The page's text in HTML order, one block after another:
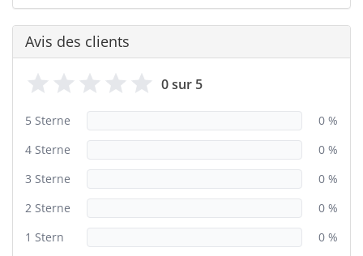
Avis des clients
0 sur 5
5 Sterne
0 %
4 Sterne
0 %
3 Sterne
0 %
2 Sterne
0 %
1 Stern
0 %